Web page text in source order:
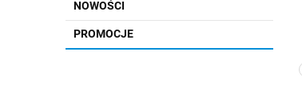
NOWOŚCI
PROMOCJE